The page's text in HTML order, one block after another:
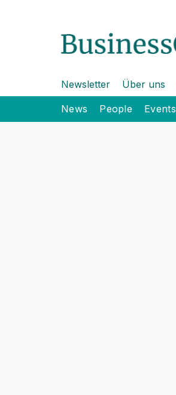
Newsletter Über uns
News People Events